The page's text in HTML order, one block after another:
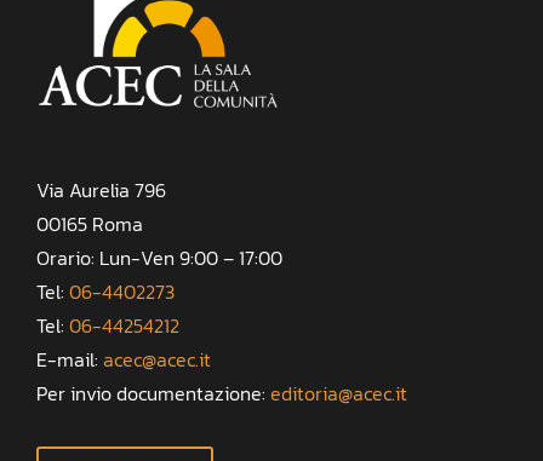
Via Aurelia 796
00165 Roma
Orario: Lun-Ven 9:00 – 17:00
Tel: 06-4402273
Tel: 06-44254212
E-mail: acec@acec.it
Per invio documentazione: editoria@acec.it